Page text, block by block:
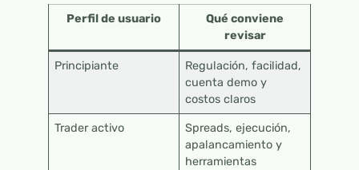
Perfil de usuario
Qué conviene
revisar
Principiante
Regulación, facilidad,
cuenta demo y
costos claros
Trader activo
Spreads, ejecución,
apalancamiento y
herramientas